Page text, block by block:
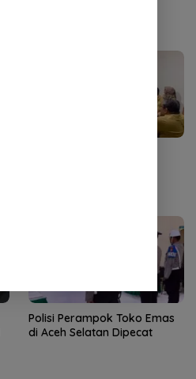
Polisi Perampok Toko Emas
di Aceh Selatan Dipecat